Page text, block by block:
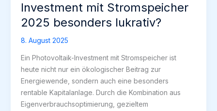
Investment mit Stromspeicher
2025 besonders lukrativ?
8. August 2025
Ein Photovoltaik-Investment mit Stromspeicher ist
heute nicht nur ein ökologischer Beitrag zur
Energiewende, sondern auch eine besonders
rentable Kapitalanlage. Durch die Kombination aus
Eigenverbrauchsoptimierung, gezieltem